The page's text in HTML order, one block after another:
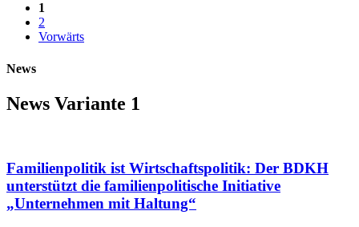
1
2
Vorwärts
News
News Variante 1
Familienpolitik ist Wirtschaftspolitik: Der BDKH
unterstützt die familienpolitische Initiative
„Unternehmen mit Haltung“